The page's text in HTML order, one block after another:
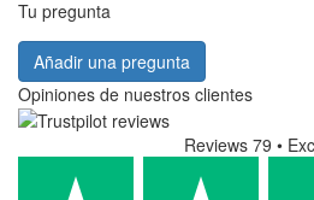
En Stock
entrega en 13.8.(opciones de entrega
FAQ (1Zpresso Q
café)
No hay preguntas disponibles.